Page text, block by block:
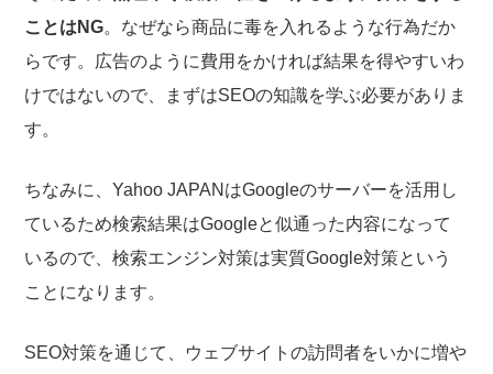
ことはNG。なぜなら商品に毒を入れるような行為だか
らです。広告のように費用をかければ結果を得やすいわ
けではないので、まずはSEOの知識を学ぶ必要がありま
す。
ちなみに、Yahoo JAPANはGoogleのサーバーを活用し
ているため検索結果はGoogleと似通った内容になって
いるので、検索エンジン対策は実質Google対策という
ことになります。
SEO対策を通じて、ウェブサイトの訪問者をいかに増や